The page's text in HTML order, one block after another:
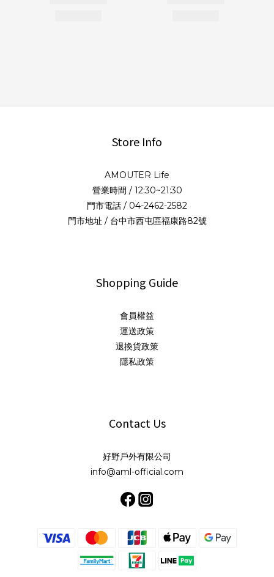
Store Info
AMOUTER Life
營業時間 / 12:30~21:30
門市電話 / 04-2462-2582
門市地址 / 台中市西屯區福康路82號
Shopping Guide
會員權益
運送政策
退換貨政策
隱私政策
Contact Us
好野戶外有限公司
info@aml-official.com